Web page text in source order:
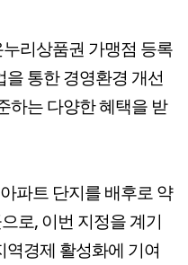
리상품권 가맹점 등록
통한 경영환경 개선
하는 다양한 혜택을 받
파트 단지를 배후로 약
로, 이번 지정을 계기
경제 활성화에 기여